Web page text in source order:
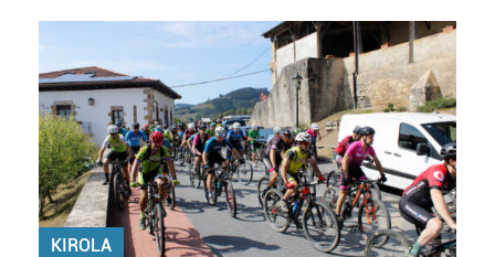
KIROLA